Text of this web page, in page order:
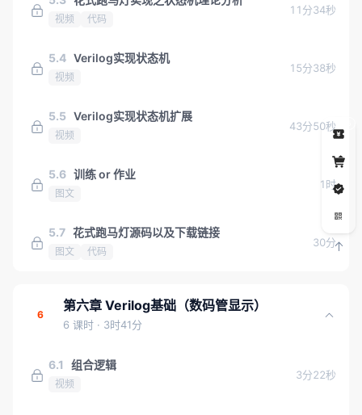
视频 代码
11分34秒
5.4 Verilog实现状态机
视频
15分38秒
5.5 Verilog实现状态机扩展
视频
43分50秒
5.6 训练 or 作业
图文
1时
5.7 花式跑马灯源码以及下载链接
图文 代码
30分
6
第六章 Verilog基础（数码管显示）
6 课时 · 3时41分
6.1 组合逻辑
视频
3分22秒